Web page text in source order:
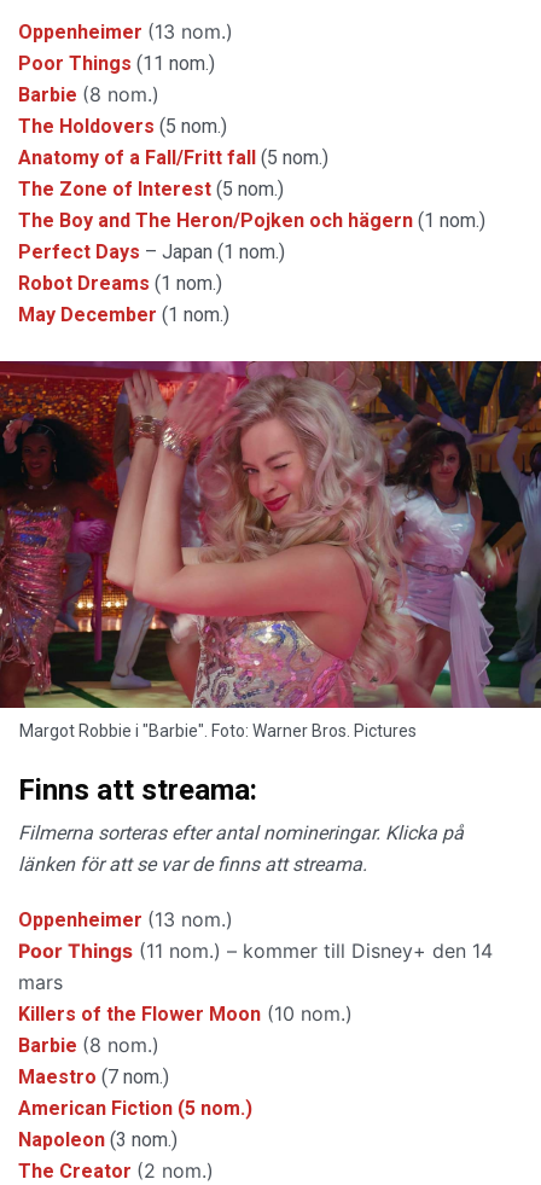
Oppenheimer (13 nom.)
Poor Things (11 nom.)
Barbie (8 nom.)
The Holdovers (5 nom.)
Anatomy of a Fall/Fritt fall
(5 nom.)
The Zone of Interest (5 nom.)
The Boy and The Heron/Pojken och hägern (1 nom.)
Perfect Days – Japan (1 nom.)
Robot Dreams (1 nom.)
May December (1 nom.)
Margot Robbie i "Barbie". Foto: Warner Bros. Pictures
Finns att streama:
Filmerna sorteras efter antal nomineringar. Klicka på
länken för att se var de finns att streama.
Oppenheimer (13 nom.)
Poor Things (11 nom.) – kommer till Disney+ den 14
mars
Killers of the Flower Moon (10 nom.)
Barbie (8 nom.)
Maestro (7 nom.)
American Fiction (5 nom.)
Napoleon (3 nom.)
The Creator (2 nom.)